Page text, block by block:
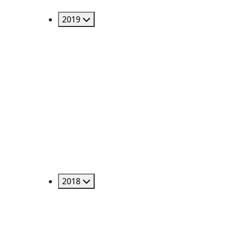
2019
2018